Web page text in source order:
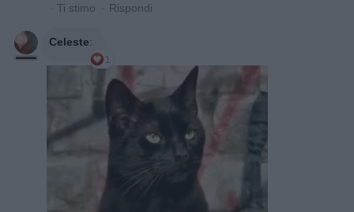
· Ti stimo · Rispondi
Celeste:
1